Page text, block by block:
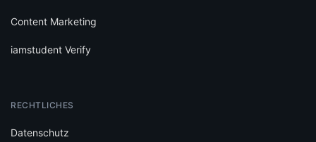
Content Marketing
iamstudent Verify
RECHTLICHES
Datenschutz